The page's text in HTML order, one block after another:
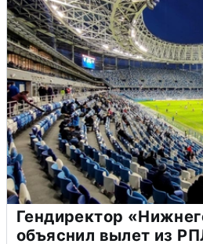
Гендиректор
объяснил вылет из